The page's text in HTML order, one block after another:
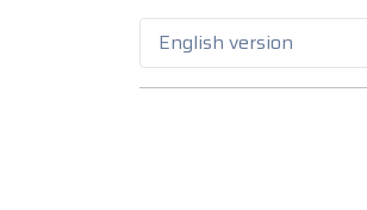
English version